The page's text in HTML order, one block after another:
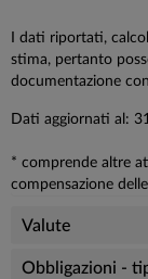
I dati riportati,
stima, pertanto
documentazione
Dati aggiornati al:
* comprende altre
compensazione
Valute
Obbligazioni -